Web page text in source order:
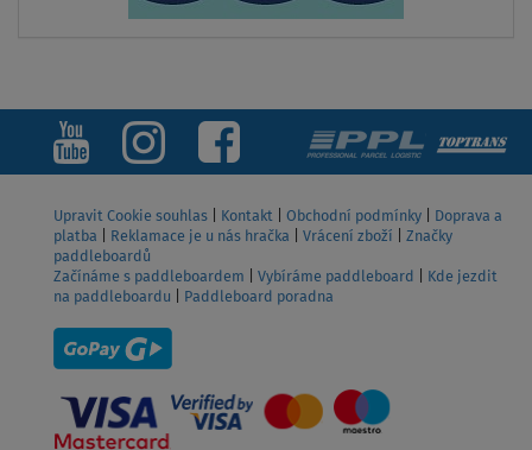
Upravit Cookie souhlas Kontakt Obchodní podmínky
Doprava a
platba
Reklamace je u nás hračka Vrácení zboží
Značky
paddleboardů
Začínáme s paddleboardem
Vybíráme paddleboard
Kde jezdit
na paddleboardu
Paddleboard poradna